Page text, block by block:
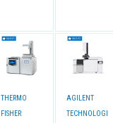
THERMO
FISHER
AGILENT